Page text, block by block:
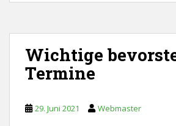
Wichtige
Termine
29. Juni 2021 Webmaster